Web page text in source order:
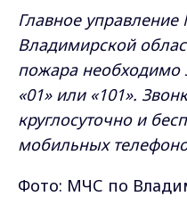
Главное
Владимирской
пожара необходимо
«01» или «101».
круглосуточно и
мобильных
Фото: МЧС по